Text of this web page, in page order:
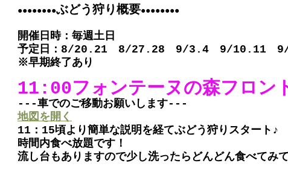
●●●●●●●●ぶどう狩り概要●●●●●●●●
開催日時：毎週土日
予定日：8/20.21　8/27.28　9/3.4　9/10.11
※早期終了あり
11:00フォンテーヌの森フロン
---車でのご移動お願いします---
地図を開く
11：15頃より簡単な説明を経てぶどう狩りスタート♪
時間内食べ放題です！
流し台もありますので少し洗ったらどんどん食べてみ